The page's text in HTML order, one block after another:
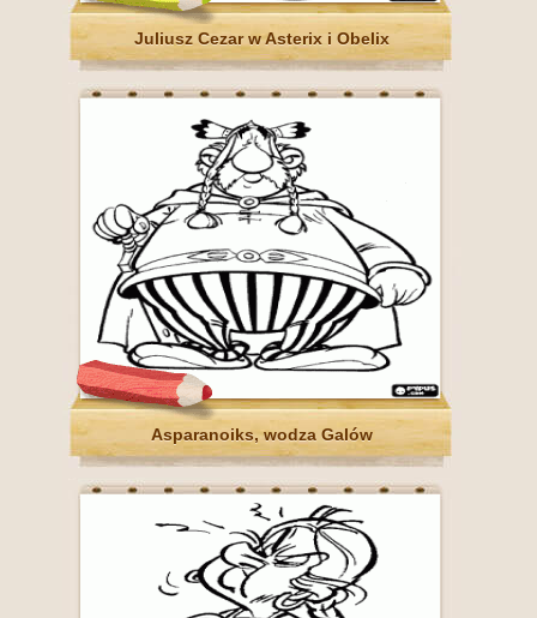
Juliusz Cezar w Asterix i Obelix
Asparanoiks, wodza Galów